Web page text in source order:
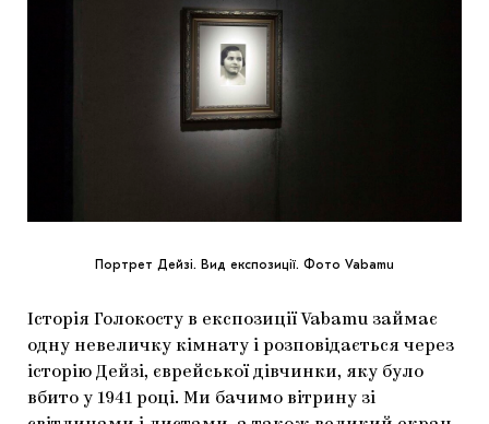
Портрет Дейзі. Вид експозиції. Фото Vabamu
Історія Голокосту в експозиції Vabamu займає
одну невеличку кімнату і розповідається через
історію Дейзі, єврейської дівчинки, яку було
вбито у 1941 році. Ми бачимо вітрину зі